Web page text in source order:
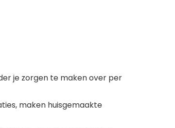
je zorgen te maken over per
maken huisgemaakte